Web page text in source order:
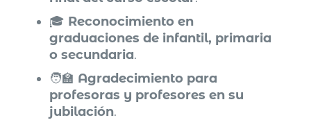
🎓 Reconocimiento en
graduaciones de infantil, primaria
o secundaria.
🧑‍🏫 Agradecimiento para
profesoras y profesores en su
jubilación.